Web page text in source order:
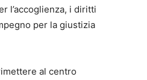
l’accoglienza, i diritti
per la giustizia
al centro